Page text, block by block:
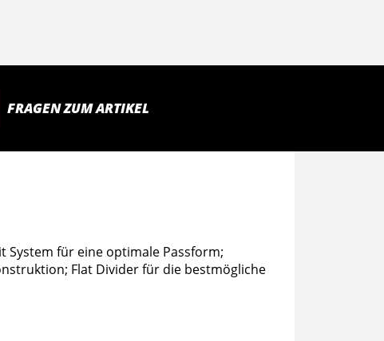
FRAGEN ZUM ARTIKEL
System für eine optimale Passform;
Flat Divider für die bestmögliche